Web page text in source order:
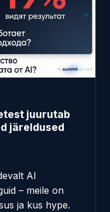
juurutab
järeldused
AI
– meile on
ja kus hype.